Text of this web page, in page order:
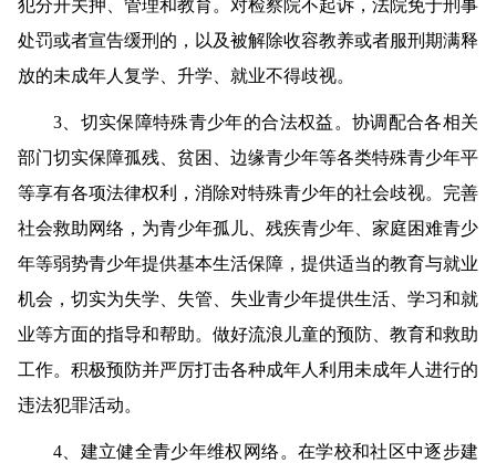
犯分开关押、管理和教育。对检察院不起诉，法院免于刑事
处罚或者宣告缓刑的，以及被解除收容教养或者服刑期满释
放的未成年人复学、升学、就业不得歧视。
3 、切实保障特殊青少年的合法权益。 协调配合各相关
部门切实保障孤残、贫困、边缘青少年等各类特殊青少年平
等享有各项法律权利，消除对特殊青少年的社会歧视。完善
社会救助网络，为青少年孤儿、残疾青少年、家庭困难青少
年等弱势青少年提供基本生活保障，提供适当的教育与就业
机会，切实为失学、失管、失业青少年提供生活、学习和就
业等方面的指导和帮助。做好流浪儿童的预防、教育和救助
工作。积极预防并严厉打击各种成年人利用未成年人进行的
违法犯罪活动。
4 、建立健全青少年维权网络。 在学校和社区中逐步建